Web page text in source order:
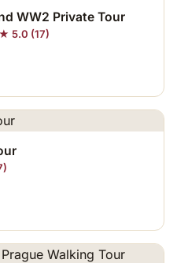
WW2 Private Tour
★ 5.0 (17)